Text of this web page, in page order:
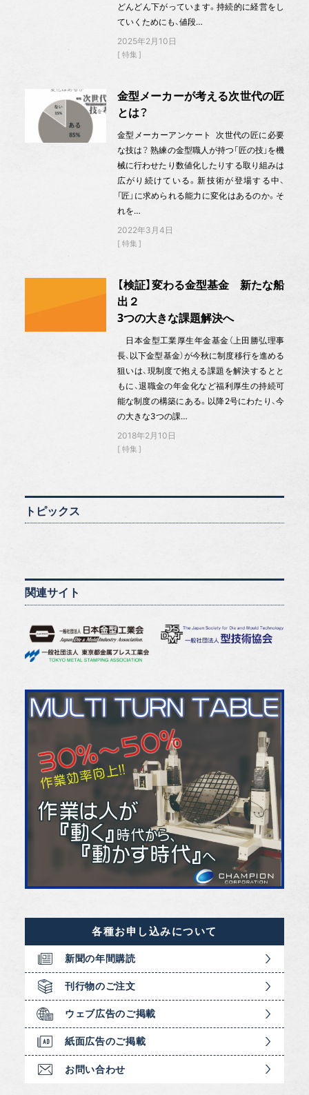
どんどん下がっています。持続的に経営をし
ていくためにも、値段…
2025年2月10日
特集
金型メーカーが考える次世代の匠
とは？
金型メーカーアンケート 次世代の匠に必要
な技は？ 熟練の金型職人が持つ「匠の技」を機
械に行わせたり数値化したりする取り組みは
広がり続けている。新技術が登場する中、
「匠」に求められる能力に変化はあるのか。そ
れを…
2022年3月4日
特集
【検証】変わる金型基金 新たな船
出２
3つの大きな課題解決へ
日本金型工業厚生年金基金（上田勝弘理事
長、以下金型基金）が今秋に制度移行を進める
狙いは、現制度で抱える課題を解決するとと
もに、退職金の年金化など福利厚生の持続可
能な制度の構築にある。以降2号にわたり、今
の大きな3つの課…
2018年2月10日
特集
トピックス
関連サイト
各種お申し込みについて
新聞の年間購読
刊行物のご注文
ウェブ広告のご掲載
紙面広告のご掲載
お問い合わせ